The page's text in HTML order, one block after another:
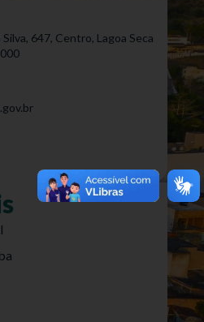
647, Centro, Lagoa Seca